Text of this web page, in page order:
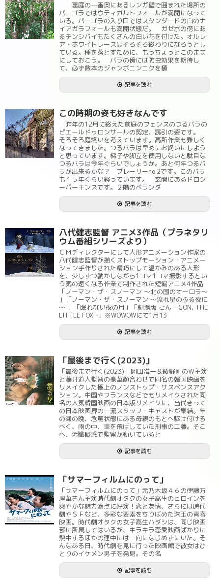
裏庭の一番奥にあるレンガ壁で囲まれた場所の
パーゴラではウティガルトフォールが満開になって
いる。パーゴラの入り口ではスタンダードの白のナ
イアガラフォールも満開状態だ。 ガゼボの傍にあ
るチンシバイもたくさんの白い花を付けた。オルレ
ア・ホワイトレースはそろそろ終わりになろうとし
ている。種を落とすために、もうちょっとこのまま
にしておこう。 バラの傍には防虫効果を期待し
て、必ず数本のジャンボニンニクを植
記事を読む
この時期の姿も好きなんです
昨年の12月に終えた前庭のフェンスのつるバラの
ピエールドゥロンサールの剪定、誘引の姿です。
そろそろ庭終いを考えています。高所作業も難しく
なってきました。つるバラは早めにお終いにしよう
と思っています。梯子や脚立を使用しないと駄目な
つるバラは今年ぐらいでしょうか。あと何年つるバ
ラが出来るかな？ ブレーリーno.2です。このバラ
も１５年くらい経っています。 玄関にあるドロシ
ーパーキンスです。２階のベランダ
記事を読む
八代健志監督 アニメ3作品（プラネタリ
ウム番組シリーズより）
ＣＭディレクターにして人形アニメーション作家の
八代健志監督が描くストップモーション・アニメー
ション手作りされた精巧にして温かみのある人形
を、少しずつ動かしながら1コマ1コマ撮影するとい
う気の遠くなる作業で制作された短編アニメ4作品
「ノーマン・ザ・スノーマン ～北の国のオーロラ～
」「ノーマン・ザ・スノーマン ～流れ星のふる夜に
～ 」「眠れない夜の月」「劇場版 ごん - GON, THE
LITTLE FOX -」※WOWOWにて1月13
記事を読む
「最後まで行く(2023)」
「最後まで行く(2023)」岡田准一＆綾野剛のＷ主演
と藤井道人監督の豪華顔合わせで同名の韓国映画を
リメイクした極上のノンストップ・サスペンスアク
ション。中国やフランスなどでもリメイクされた同
名の人気韓国映画の日本版リメイクに、当代きって
の日本映画界の一流スタッフ・キャストが集結。年
の瀬の晩、危篤状態にある母親のもとへ駆け付ける
べく、雨の中、車を飛ばしていた刑事の工藤。そこ
へ、汚職疑惑で監察が動いていると
記事を読む
「サマーフィルムにのって」
「サマーフィルムにのって」元乃木坂４６の伊藤万
理華さん主演時代劇オタクの女子高生のヒロインを
爽やかな魅力満点に好演！恋と友情、さらには時代
劇やＳＦなど、多彩な要素をちりばめた珠玉の青春
映画。時代劇オタクの女子高生ハダシは、同じ映画
部に所属してはいるが、キラキラ恋愛映画ばかりに
熱中するほかの連中には一向になじめずにいた。そ
んなある日、時代劇を見に行った映画館で彼女はひ
とりのイケメン男子を発見。その名
記事を読む